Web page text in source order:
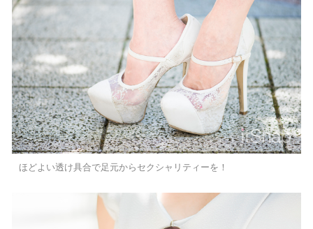
ほどよい透け具合で足元からセクシャリティーを！